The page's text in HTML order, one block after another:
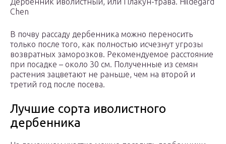
Chen
В почву рассаду дербенника можно переносить
только после того, как полностью исчезнут угрозы
возвратных заморозков. Рекомендуемое расстояние
при посадке – около 30 см. Полученные из семян
растения зацветают не раньше, чем на второй и
третий год после посева.
Лучшие сорта иволистного
дербенника